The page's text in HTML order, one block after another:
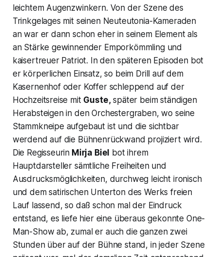
leichtem Augenzwinkern. Von der Szene des
Trinkgelages mit seinen Neuteutonia-Kameraden
an war er dann schon eher in seinem Element als
an Stärke gewinnender Emporkömmling und
kaisertreuer Patriot. In den späteren Episoden bot
er körperlichen Einsatz, so beim Drill auf dem
Kasernenhof oder Koffer schleppend auf der
Hochzeitsreise mit Guste,später beim ständigen
Herabsteigen in den Orchestergraben, wo seine
Stammkneipe aufgebaut ist und die sichtbar
werdend auf die Bühnenrückwand projiziert wird.
Die Regisseurin Mirja Biel bot ihrem
Hauptdarsteller sämtliche Freiheiten und
Ausdrucksmöglichkeiten, durchweg leicht ironisch
und dem satirischen Unterton des Werks freien
Lauf lassend, so daß schon mal der Eindruck
entstand, es liefe hier eine überaus gekonnte One-
Man-Show ab, zumal er auch die ganzen zwei
Stunden über auf der Bühne stand, in jeder Szene